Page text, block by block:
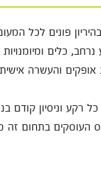
פונים לכל
נרחב, כלים
והעשרה
רקע וניסיון
העוסקים בתחום